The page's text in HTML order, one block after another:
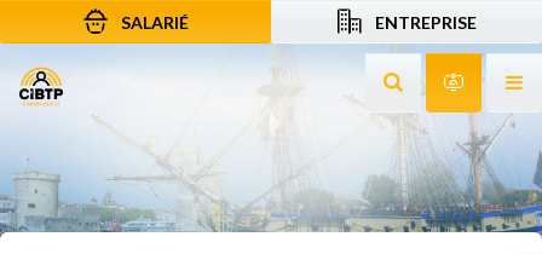
Aller au contenu
Aller à la recherche
Aller à la navigation
SALARIÉ ENTREPRISE
Rechercher sur